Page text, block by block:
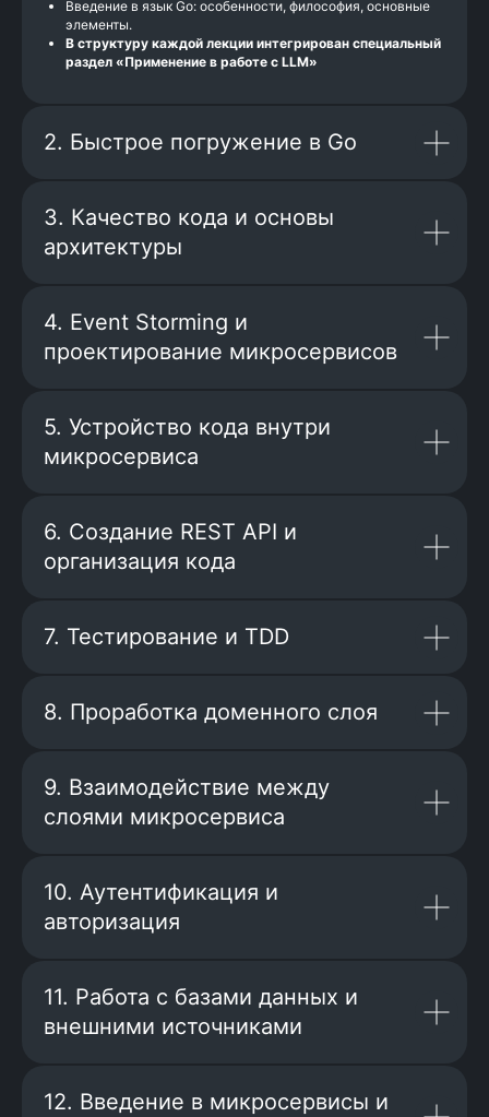
Введение в язык Go: особенности, философия, основные
элементы.
В структуру каждой лекции интегрирован специальный
раздел «Применение в работе с LLM»
2. Быстрое погружение в Go
3. Качество кода и основы
архитектуры
4. Event Storming и
проектирование микросервисов
5. Устройство кода внутри
микросервиса
6. Создание REST API и
организация кода
7. Тестирование и TDD
8. Проработка доменного слоя
9. Взаимодействие между
слоями микросервиса
10. Аутентификация и
авторизация
11. Работа с базами данных и
внешними источниками
12. Введение в микросервисы и
получишь ревью кода и решений
от практикующих инженеров
Проработаешь системный
научишься видеть систему целиком
и принимать архитектурные
решения
отзывов и общения
400+ участников